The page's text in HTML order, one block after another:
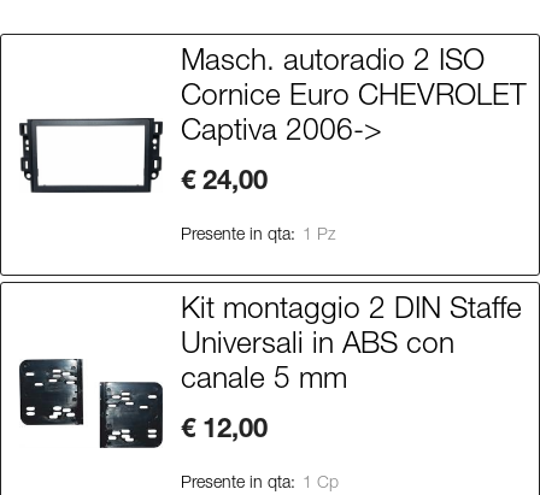
Masch. autoradio 2 ISO
Cornice Euro CHEVROLET
Captiva 2006->
€ 24,00
Presente in qta: 1 Pz
Kit montaggio 2 DIN Staffe
Universali in ABS con
canale 5 mm
€ 12,00
Presente in qta: 1 Cp